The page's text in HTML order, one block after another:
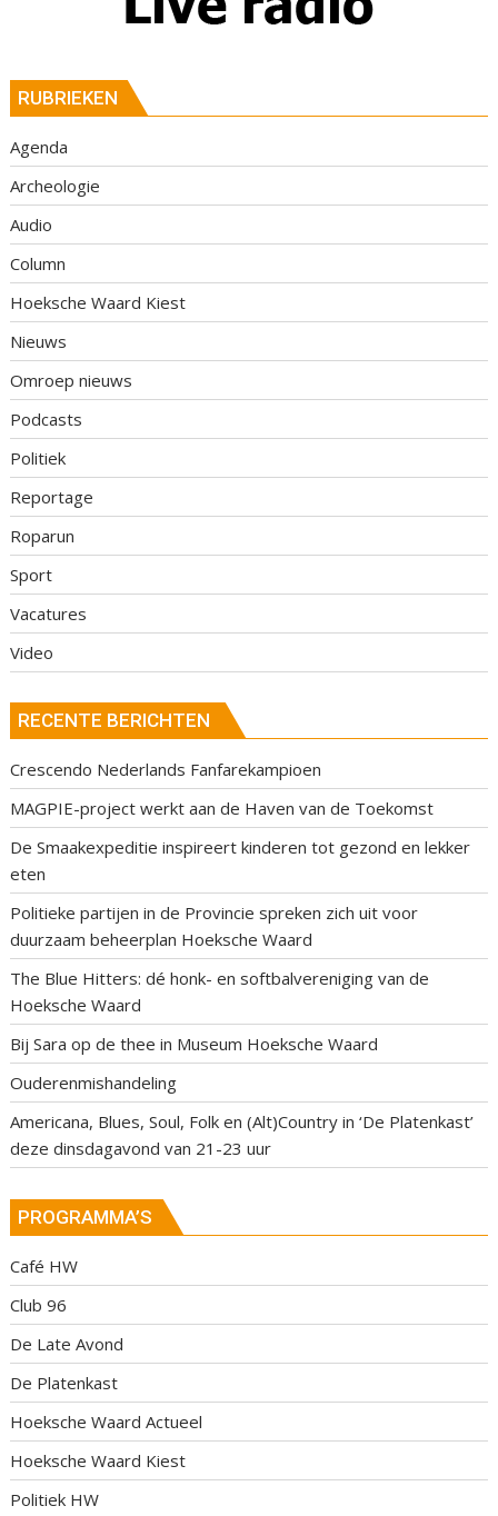
RUBRIEKEN
Agenda
Archeologie
Audio
Column
Hoeksche Waard Kiest
Nieuws
Omroep nieuws
Podcasts
Politiek
Reportage
Roparun
Sport
Vacatures
Video
RECENTE BERICHTEN
Crescendo Nederlands Fanfarekampioen
MAGPIE-project werkt aan de Haven van de Toekomst
De Smaakexpeditie inspireert kinderen tot gezond en lekker
eten
Politieke partijen in de Provincie spreken zich uit voor
duurzaam beheerplan Hoeksche Waard
The Blue Hitters: dé honk- en softbalvereniging van de
Hoeksche Waard
Bij Sara op de thee in Museum Hoeksche Waard
Ouderenmishandeling
Americana, Blues, Soul, Folk en (Alt)Country in ‘De Platenkast’
deze dinsdagavond van 21-23 uur
PROGRAMMA’S
Café HW
Club 96
De Late Avond
De Platenkast
Hoeksche Waard Actueel
Hoeksche Waard Kiest
Politiek HW